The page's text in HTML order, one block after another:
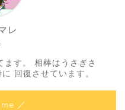
レ
ます。 相棒はうさぎさ
回復させています。
／